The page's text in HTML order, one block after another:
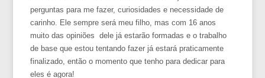
perguntas para me fazer, curiosidades e necessidade de
carinho. Ele sempre será meu filho, mas com 16 anos
muito das opiniões dele já estarão formadas e o trabalho
de base que estou tentando fazer já estará praticamente
finalizado, então o momento que tenho para dedicar para
eles é agora!